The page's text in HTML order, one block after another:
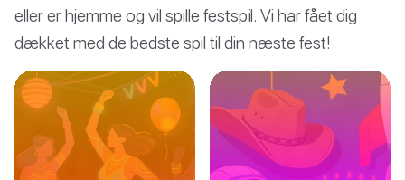
eller er hjemme og vil spille festspil. Vi har fået dig
dækket med de bedste spil til din næste fest!